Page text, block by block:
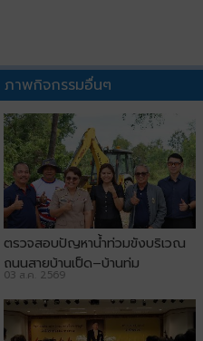
ภาพกิจกรรมอื่นๆ
ตรวจสอบปัญหาน้ำท่วมขังบริเวณ
ถนนสายบ้านเป็ด–บ้านทุ่ม
03 ส.ค. 2569